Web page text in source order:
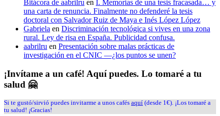
Bitácora de aabrilru en I. Memorias de una tesis fracasada… y
una carta de renuncia. Finalmente no defenderé la tesis
doctoral con Salvador Ruiz de Maya e Inés López López
Gabriela en Discriminación tecnológica si vives en una zona
rural. Ley de risa en España. Publicidad confusa.
aabrilru en Presentación sobre malas prácticas de
investigación en el CNIC —¿los puntos se unen?
¡Invítame a un café! Aquí puedes. Lo tomaré a tu
salud 🤗
Si te gustó/sirvió puedes invitarme a unos cafés aquí (desde 1€). ¡Los tomaré a
tu salud! ¡Gracias!